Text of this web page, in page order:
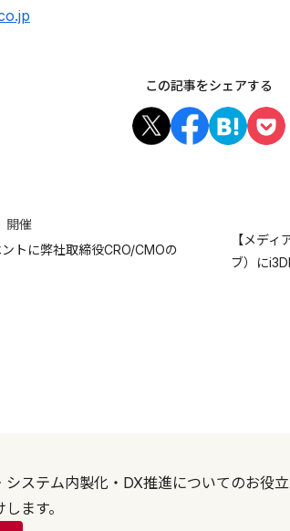
この記事をシェアする
開催
トに弊社取締役CRO/CMOの
【メデ
ブ）に
ステム内製化・DX推進についてのお役
ます。